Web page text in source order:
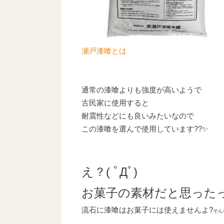
瀬戸漆喰とは
通常の漆喰よりも強度が高いようで
古民家に使用すると
耐震性などにも良いみたいなので
この漆喰を選んで使用しています??✨
え？( ﾟДﾟ)
お菓子の素材だと思った
流石に漆喰はお菓子には使えませんよ?そ